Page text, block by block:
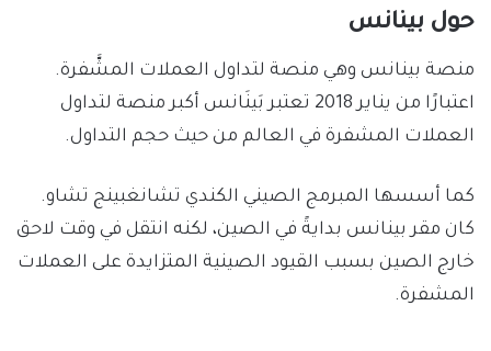
حول بينانس
منصة بينانس وهي منصة لتداول العملات المشَّفرة.
اعتبارًا من يناير 2018 تعتبر بَينَانس أكبر منصة لتداول
العملات المشفرة في العالم من حيث حجم التداول.
كما أسسها المبرمج الصيني الكندي تشانغبينج تشاو.
كان مقر بينانس بدايةً في الصين، لكنه انتقل في وقت لاحق
خارج الصين بسبب القيود الصينية المتزايدة على العملات
المشفرة.